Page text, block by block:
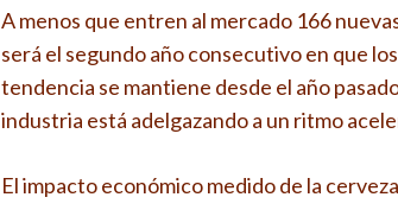
A menos que entren al mercado 166
será el segundo año consecutivo en que
tendencia se mantiene desde el año
industria está adelgazando a un ritmo
El impacto económico medido de la